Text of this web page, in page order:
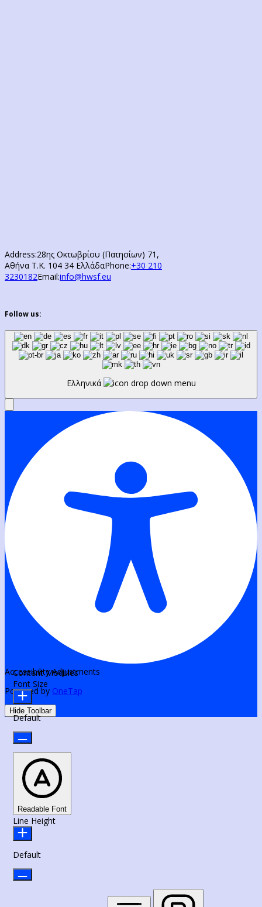
Address:28ης Οκτωβρίου (Πατησίων) 71,
Αθήνα Τ.Κ. 104 34 ΕλλάδαPhone:+30 210
3230182Email:info@hwsf.eu
Follow us:
Ελληνικά
Accessibility Adjustments
Powered by OneTap
Hide Toolbar
Content Modules
Font Size
Default
Readable Font
Line Height
Default